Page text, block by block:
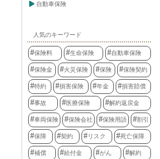
自動車保険
人気のキーワード
保険料 生命保険 自動車保険
保険金 火災保険 保険 保険契約
特約 損害保険 年金 損害賠償
事故 医療保険 解約返戻金
車両保険 保険会社 保険用語 割引
保障 契約 リスク 死亡保障
補償 給付金 がん 解約